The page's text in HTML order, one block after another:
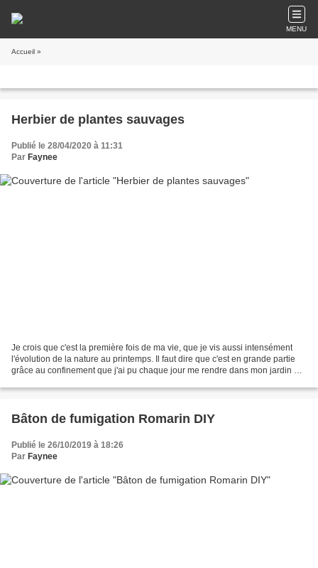
MENU
Accueil »
Herbier de plantes sauvages
Publié le 28/04/2020 à 11:31
Par Faynee
Je crois que c'est la première fois de ma vie, que je vis aussi intensément
l'évolution de la nature au printemps. Il faut dire que c'est en grande partie
grâce au confinement que j'ai pu chaque jour me rendre dans mon jardin et
Bâton de fumigation Romarin DIY
Publié le 26/10/2019 à 18:26
Par Faynee